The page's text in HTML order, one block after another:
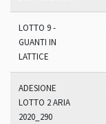
LOTTO 9 -
GUANTI IN
LATTICE
ADESIONE
LOTTO 2 ARIA
2020_290